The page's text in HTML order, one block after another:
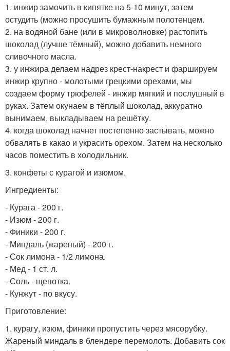
1. инжир замочить в кипятке на 5-10 минут, затем
остудить (можно просушить бумажным полотенцем.
2. на водяной бане (или в микроволновке) растопить
шоколад (лучше тёмный), можно добавить немного
сливочного масла.
3. у инжира делаем надрез крест-накрест и фаршируем
инжир крупно - молотыми грецкими орехами, мы
создаем форму трюфелей - инжир мягкий и послушный в
руках. Затем окунаем в тёплый шоколад, аккуратно
вынимаем, выкладываем на решётку.
4. когда шоколад начнет постепенно застывать, можно
обвалять в какао и украсить орехом. Затем на несколько
часов поместить в холодильник.
3. конфеты с курагой и изюмом.
Ингредиенты:
- Курага - 200 г.
- Изюм - 200 г.
- Финики - 200 г.
- Миндаль (жареный) - 200 г.
- Сок лимона - 1/2 лимона.
- Мед - 1 ст. л.
- Соль - щепотка.
- Кунжут - по вкусу.
Приготовление:
1. курагу, изюм, финики пропустить через мясорубку.
Жареный миндаль в блендере перемолоть. Добавить сок